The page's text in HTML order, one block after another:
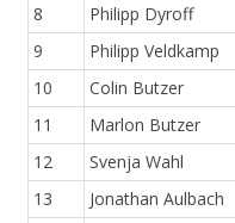
8
Philipp Dyroff
9
Philipp Veldkamp
10
Colin Butzer
11
Marlon Butzer
12
Svenja Wahl
13
Jonathan Aulbach